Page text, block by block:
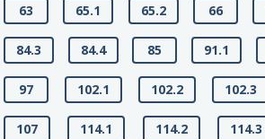
63 65.1 65.2 66
84.3 84.4 85 91.1
97 102.1 102.2 102.3
107 114.1 114.2 114.3